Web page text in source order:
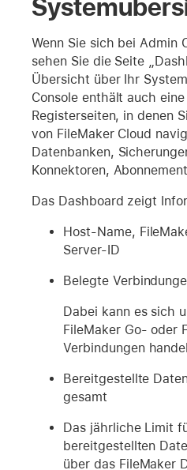
Wenn Sie sich bei Admin
sehen Sie die Seite
Übersicht über Ihr
Console enthält auch
Registerseiten, in denen
von FileMaker Cloud
Datenbanken,
Konnektoren,
Das Dashboard zeigt
Host-Name,
Server-ID
Belegte
Dabei kann es sich
FileMaker Go- oder
Verbindungen
Bereitgestellte
gesamt
Das jährliche Limit
bereitgestellten
über das FileMaker